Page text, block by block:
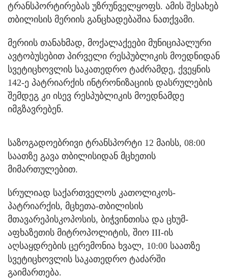
ტრანსპორტირებას უზრუნველყოფს. ამის შესახებ
თბილისის მერიის განცხადებაშია ნათქვამი.
მერიის თანახმად, მოქალაქეები მუნიციპალური
ავტობუსებით პირველი რესპუბლიკის მოედნიდან
სვეტიცხოვლის საკათედრო ტაძრამდე, ქვეყნის
142-ე პატრიარქის ინტრონიზაციის დასრულების
შემდეგ კი ისევ რესპუბლიკის მოედნამდე
იმგზავრებენ.
საზოგადოებრივი ტრანსპორტი 12 მაისს, 08:00
საათზე გავა თბილისიდან მცხეთის
მიმართულებით.
სრულიად საქართველოს კათოლიკოს-
პატრიარქის, მცხეთა-თბილისის
მთავარეპისკოპოსის, ბიჭვინთისა და ცხუმ-
აფხაზეთის მიტროპოლიტის, შიო III-ის
აღსაყდრების ცერემონია ხვალ, 10:00 საათზე
სვეტიცხოვლის საკათედრო ტაძარში
გაიმართება.